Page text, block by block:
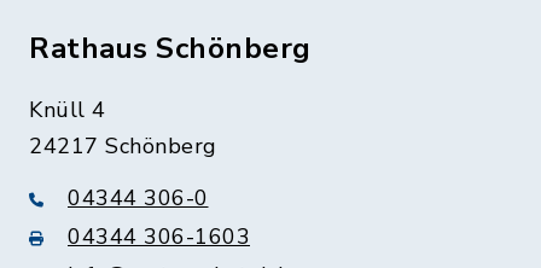
Rathaus Schönberg
Knüll 4
24217 Schönberg
04344 306-0
04344 306-1603